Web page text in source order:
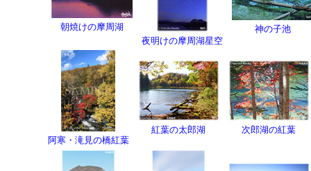
朝焼けの摩周湖
夜明けの摩周湖星空
神の子池
阿寒・滝見の橋紅葉
紅葉の太郎湖 次郎湖の紅葉